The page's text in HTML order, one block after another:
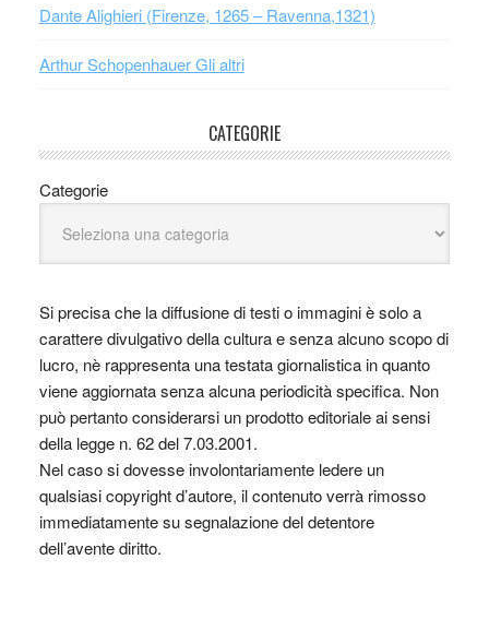
Dante Alighieri (Firenze, 1265 – Ravenna,1321)
Arthur Schopenhauer Gli altri
CATEGORIE
Categorie
Si precisa che la diffusione di testi o immagini è solo a
carattere divulgativo della cultura e senza alcuno scopo di
lucro, nè rappresenta una testata giornalistica in quanto
viene aggiornata senza alcuna periodicità specifica. Non
può pertanto considerarsi un prodotto editoriale ai sensi
della legge n. 62 del 7.03.2001.
Nel caso si dovesse involontariamente ledere un
qualsiasi copyright d’autore, il contenuto verrà rimosso
immediatamente su segnalazione del detentore
dell’avente diritto.